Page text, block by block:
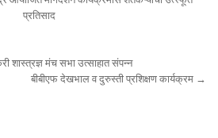
प्रतिसाद
शास्त्रज्ञ मंच सभा उत्साहात संपन्न
बीबीएफ देखभाल व दुरुस्ती प्रशिक्षण कार्यक्रम →